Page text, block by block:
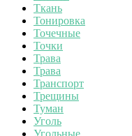
Ткань
Тонировка
Точечные
Точки
Трава
Трава
Транспорт
Трещины
Туман
Уголь
Угольные